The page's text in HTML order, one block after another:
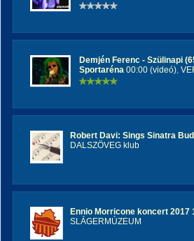
Demjén Ferenc - Szülinapi
Sportaréna 00:00 (videó),
Robert Davi: Sings Sinatra
DALSZÖVEG klub
Ennio Morricone koncert 2017
SLÁGERMÚZEUM